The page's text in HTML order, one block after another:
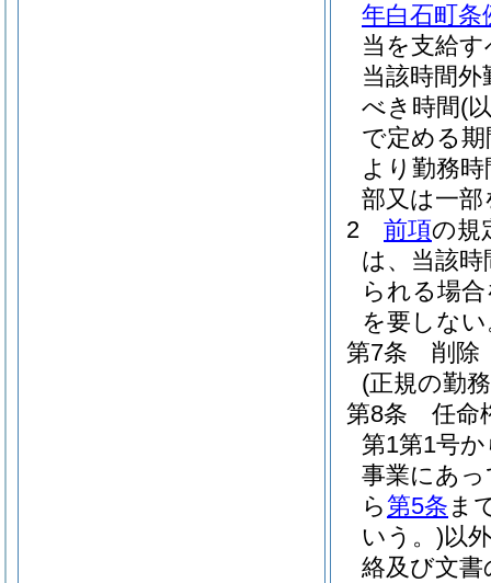
年白石町条
当を支給
当該時間
べき時間(
で定める
より勤務
部又は一
2
前項の規
は、当該
られる場
を要しな
第7条
削除
(正規の勤
第8条
任命
第1第1号
事業にあ
ら第5条 ま
いう。)以
絡及び文